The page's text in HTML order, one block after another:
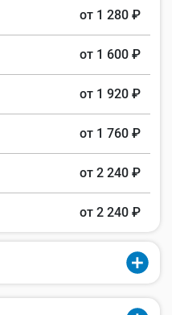
от 1 280 ₽
от 1 600 ₽
от 1 920 ₽
от 1 760 ₽
от 2 240 ₽
от 2 240 ₽